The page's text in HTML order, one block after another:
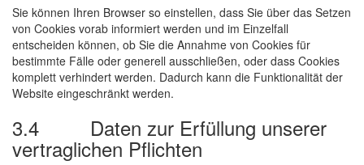
Sie können Ihren Browser so einstellen, dass Sie über das Setzen
von Cookies vorab informiert werden und im Einzelfall
entscheiden können, ob Sie die Annahme von Cookies für
bestimmte Fälle oder generell ausschließen, oder dass Cookies
komplett verhindert werden. Dadurch kann die Funktionalität der
Website eingeschränkt werden.
3.4 Daten zur Erfüllung unserer
vertraglichen Pflichten